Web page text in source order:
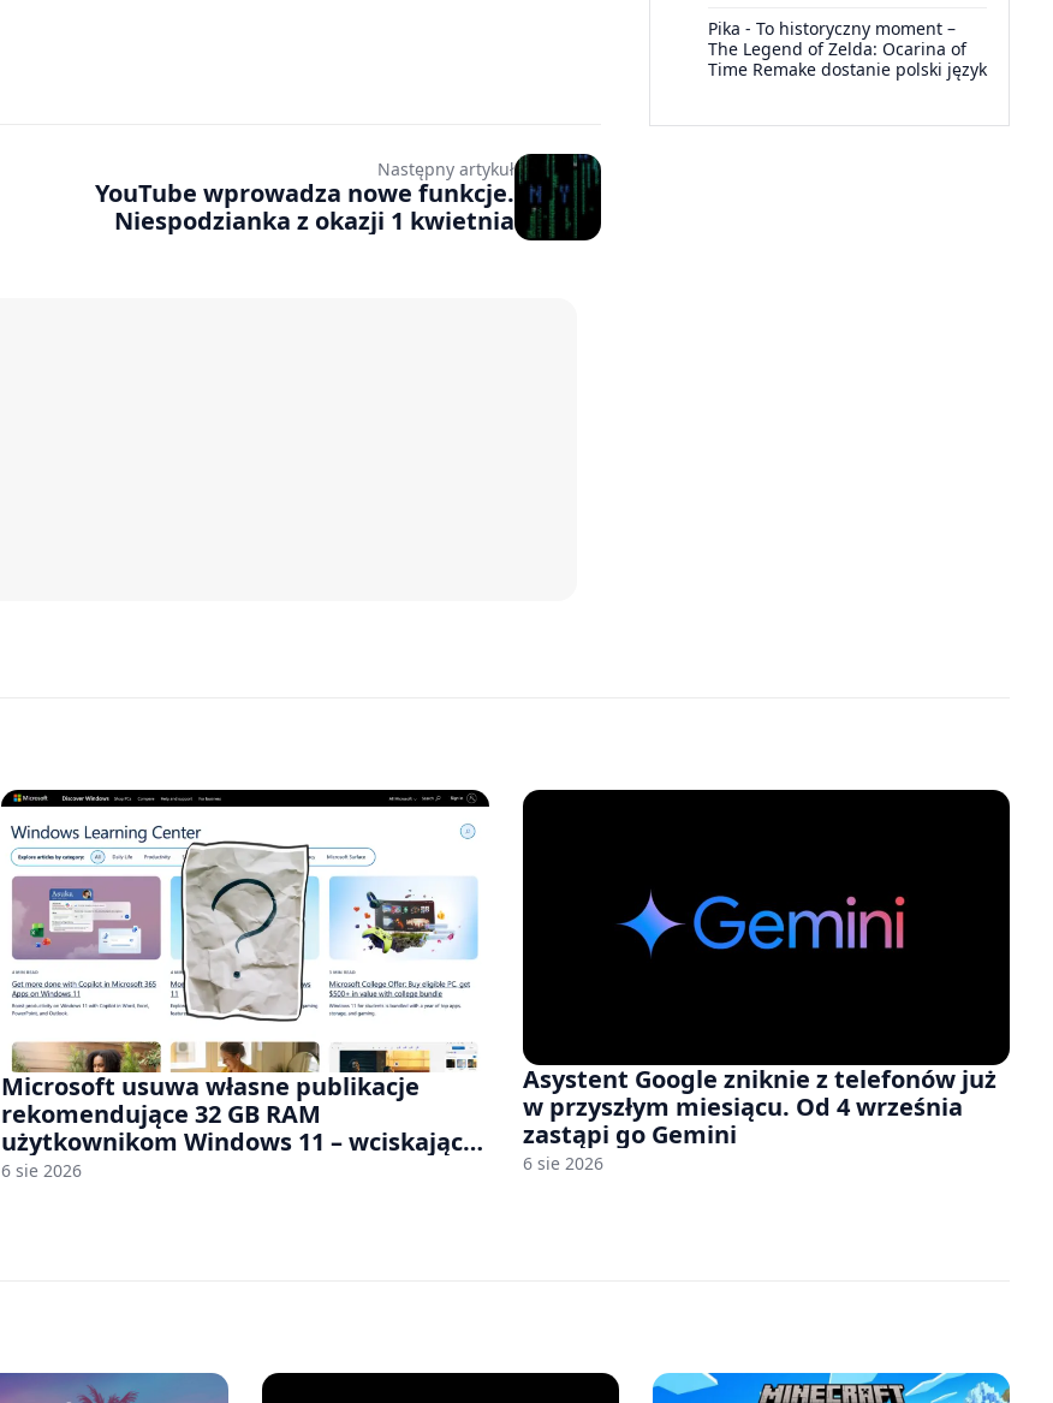
Pika - To historyczny moment –
The Legend of Zelda: Ocarina of
Time Remake dostanie polski język
Następny artykuł
YouTube wprowadza nowe funkcje.
Niespodzianka z okazji 1 kwietnia
Microsoft usuwa własne publikacje
rekomendujące 32 GB RAM
użytkownikom Windows 11 – wciskając
nam przy tym komputery z 8 GB RAM po
6 sie 2026
Asystent Google zniknie z telefonów już
w przyszłym miesiącu. Od 4 września
zastąpi go Gemini
6 sie 2026